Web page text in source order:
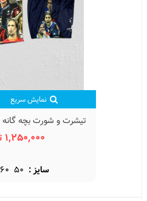
نمایش سریع
1,250,000 تومان
سایز : 50
60